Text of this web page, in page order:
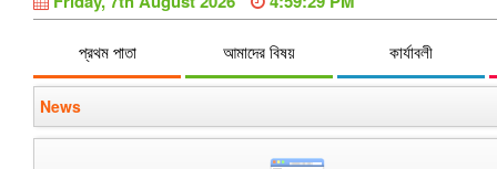
প্রথম পাতা আমাদের বিষয় কার্যাবলী
News